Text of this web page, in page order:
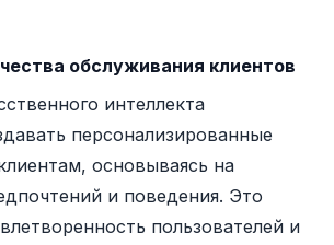
обслуживания клиентов
интеллекта
персонализированные
основываясь на
и поведения. Это
пользователей и